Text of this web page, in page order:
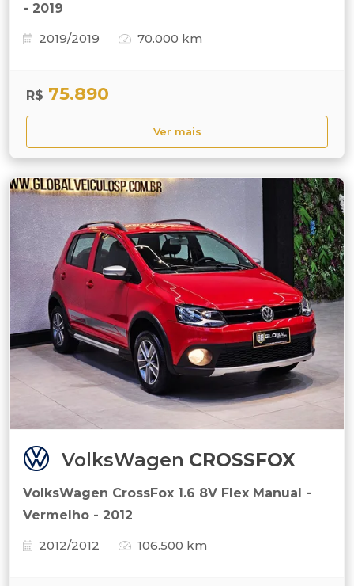
- 2019
2019/2019
70.000 km
R$ 75.890
Ver mais
VolksWagen CROSSFOX
VolksWagen CrossFox 1.6 8V Flex Manual -
Vermelho - 2012
2012/2012
106.500 km